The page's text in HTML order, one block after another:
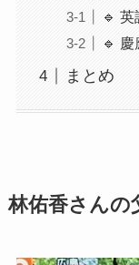
🔹
🔹
まとめ
林佑香さんの